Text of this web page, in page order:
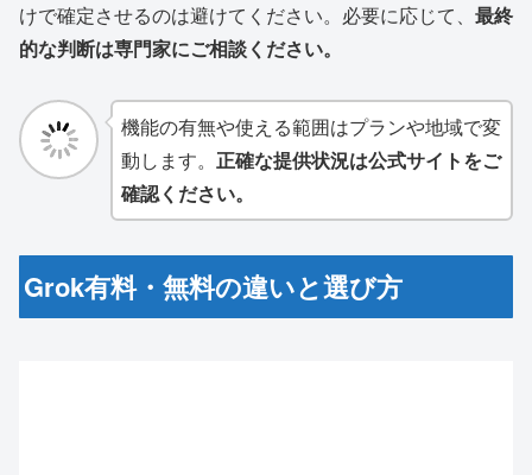
けで確定させるのは避けてください。必要に応じて、 最終
的な判断は専門家にご相談ください。
機能の有無や使える範囲はプランや地域で変
動します。 正確な提供状況は公式サイトをご
確認ください。
Grok有料・無料の違いと選び方